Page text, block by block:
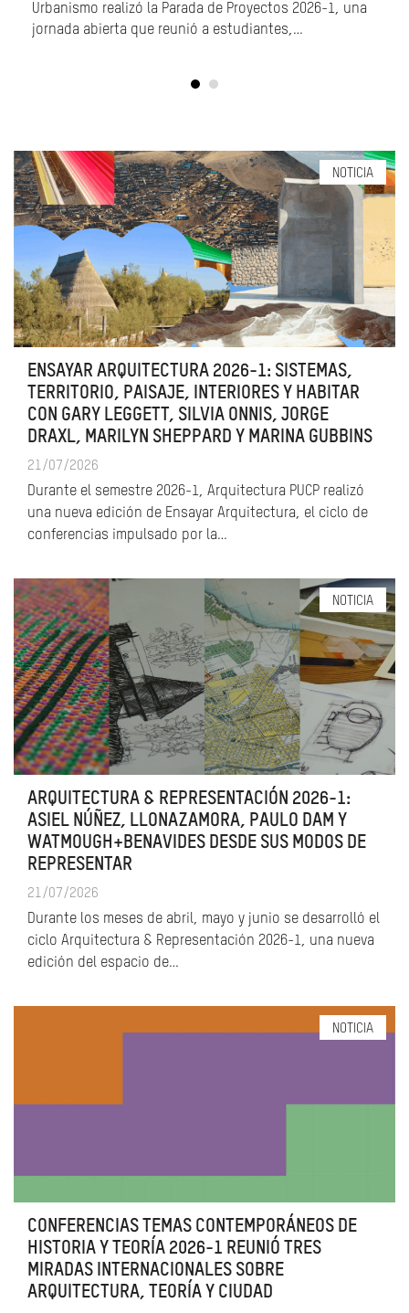
En 2026, el Archivo de Arquitectura PUCP cumple diez
años de trabajo continuo dedicado a la conservación y
NOTICIA
ENSAYAR ARQUITECTURA 2026-1: SISTEMAS,
TERRITORIO, PAISAJE, INTERIORES Y HABITAR
CON GARY LEGGETT, SILVIA ONNIS, JORGE
DRAXL, MARILYN SHEPPARD Y MARINA GUBBINS
21/07/2026
Durante el semestre 2026-1, Arquitectura PUCP realizó
una nueva edición de Ensayar Arquitectura, el ciclo de
conferencias impulsado por la…
NOTICIA
ARQUITECTURA & REPRESENTACIÓN 2026-1:
ASIEL NÚÑEZ, LLONAZAMORA, PAULO DAM Y
WATMOUGH+BENAVIDES DESDE SUS MODOS DE
REPRESENTAR
21/07/2026
Durante los meses de abril, mayo y junio se desarrolló el
ciclo Arquitectura & Representación 2026-1, una nueva
edición del espacio de…
NOTICIA
CONFERENCIAS TEMAS CONTEMPORÁNEOS DE
HISTORIA Y TEORÍA 2026-1 REUNIÓ TRES
MIRADAS INTERNACIONALES SOBRE
ARQUITECTURA, TEORÍA Y CIUDAD